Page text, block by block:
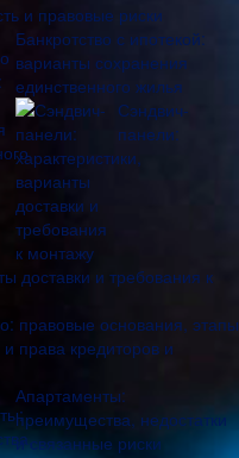
и правовые риски
Банкротство с ипотекой:
варианты сохранения
единственного жилья
Сэндвич-
панели:
доставки и требования к
правовые основания, этапы
права кредиторов и
Апартаменты:
преимущества, недостатки
и связанные риски